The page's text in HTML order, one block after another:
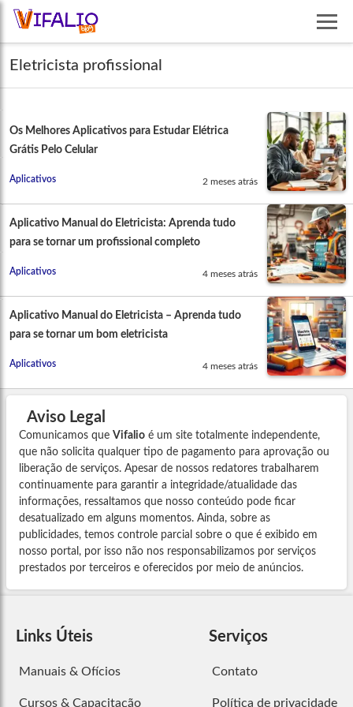
Eletricista profissional
Os Melhores Aplicativos para Estudar Elétrica
Grátis Pelo Celular
Aplicativos 2 meses atrás
Aplicativo Manual do Eletricista: Aprenda tudo
para se tornar um profissional completo
Aplicativos 4 meses atrás
Aplicativo Manual do Eletricista – Aprenda tudo
para se tornar um bom eletricista
Aplicativos 4 meses atrás
Aviso Legal
Comunicamos que Vifalio é um site totalmente independente,
que não solicita qualquer tipo de pagamento para aprovação ou
liberação de serviços. Apesar de nossos redatores trabalharem
continuamente para garantir a integridade/atualidade das
informações, ressaltamos que nosso conteúdo pode ficar
desatualizado em alguns momentos. Ainda, sobre as
publicidades, temos controle parcial sobre o que é exibido em
nosso portal, por isso não nos responsabilizamos por serviços
prestados por terceiros e oferecidos por meio de anúncios.
Links Úteis
Manuais & Ofícios
Cursos & Capacitação
Serviços
Contato
Política de privacidade